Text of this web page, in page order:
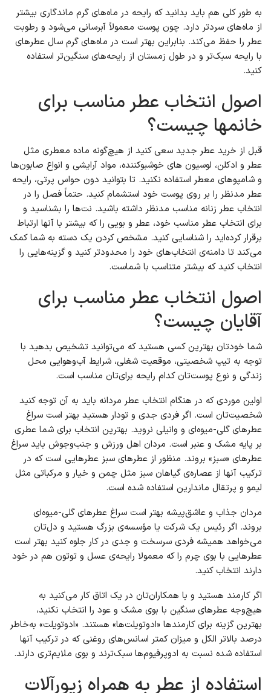
به طور کلی هم باید بدانید که رایحه در ماه‌های گرم ماندگاری بیشتر
از ماه‌های سردتر دارد. چون پوست معمولاً آبرسانی می‌شود و رطوبت
عطر را حفظ می‌کند. بنابراین بهتر است در ماه‌های گرم سال عطرهای
با رایحه سبک‌تر و در طول زمستان از رایحه‌های سنگین‌تر استفاده
کنید.
اصول انتخاب عطر مناسب برای
خانمها چیست؟
قبل از خرید عطر جدید سعی کنید از هیچ‌گونه ماده معطری مثل
عطر و ادکلن، لوسیون های خوشبوکننده، مواد آرایشی و انواع صابون‌ها
و شامپوهای معطر استفاده نکنید. تا بتوانید دون حواس پرتی، رایحه
عطر مدنظر را بر روی پوست خود استشمام کنید. حتماً فصل را در
انتخاب عطر زنانه مناسب مدنظر داشته باشید. نت‌ها را بشناسید و
برای انتخاب عطر مناسب خود، عطر و بویی را که بیشتر با آنها ارتباط
برقرار کرده‌اید را شناسایی کنید. مشخص کردن یک دسته به شما كمك
می‌كند تا دامنه‌ی انتخاب‌های خود را محدودتر كنید و گزینه‌هایی را
انتخاب كنید كه بیشتر متناسب با شماست.
اصول انتخاب عطر مناسب برای
آقایان چیست؟
شما خودتان بهترین کسی هستید که می‌توانید تشخیص بدهید با
توجه به تیپ شخصیتی، موقعیت شغلی، شرایط آب‌و‌هوایی محل
زندگی و نوع پوست‌تان کدام رایحه برای‌تان مناسب است.
اولین موردی که در هنگام انتخاب عطر مردانه باید به آن توجه کنید
شخصیت‌تان است. اگر فردی جدی و تودار هستید بهتر است سراغ
عطرهای گلی-میوه‌ای و وانیلی نروید. بهترین انتخاب برای شما عطری
بر پایه مشک و عنبر است. مردان اهل ورزش و جنب‌وجوش باید سراغ
عطرهای «سبز» بروند. منظور از عطرهای سبز عطرهایی است که در
ترکیب آنها از عصاره‌ی گیاهان سبز مثل چمن و خیار و مرکباتی مثل
لیمو و پرتقال ماندارین استفاده شده است.
مردان جذاب و عاشق‌پیشه بهتر است سراغ عطرهای گلی-میوه‌ای
بروند. اگر رئیس یک شرکت یا مؤسسه‌ی بزرگ هستید و دل‌تان
می‌خواهد همیشه فردی سرسخت و جدی در کار جلوه کنید بهتر است
عطرهایی با بوی چرم را که معمولا رایحه‌ی عسل و توتون هم در خود
دارند انتخاب کنید.
اگر کارمند هستید و با همکاران‌تان در یک اتاق کار می‌کنید به
هیچ‌وجه عطرهای سنگین با بوی مشک و عود را انتخاب نکنید،
بهترین گزینه برای کارمندها «ادوتویلت‌ها» هستند. «ادوتویلت» به‌خاطر
درصد بالاتر الکل و میزان کمتر اسانس‌های روغنی که در ترکیب آنها
استفاده شده نسبت به ادوپرفیوم‌ها سبک‌ترند و بوی ملایم‌تری دارند.
استفاده از عطر به همراه زیورآلات